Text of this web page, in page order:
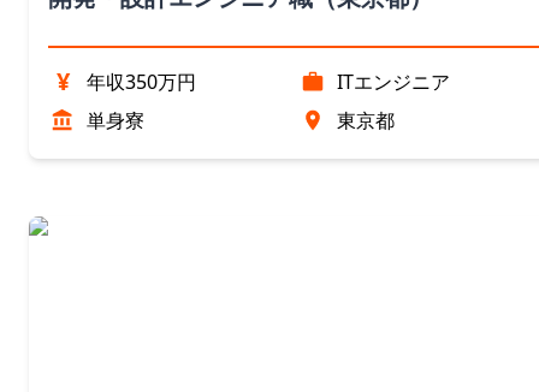
¥ 年収350万円
ITエンジニア
単身寮
東京都